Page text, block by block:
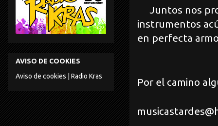
Juntos nos
instrumentos
en perfecta
Por el camino
AVISO DE COOKIES
Aviso de cookies | Radio Kras